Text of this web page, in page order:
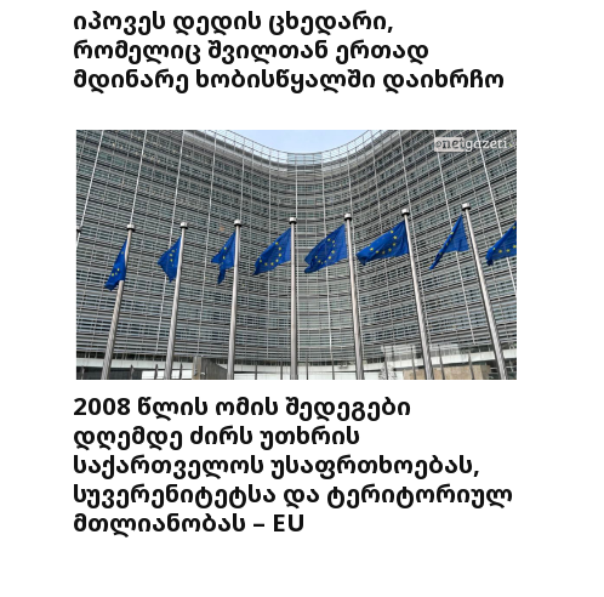
იპოვეს დედის ცხედარი,
რომელიც შვილთან ერთად
მდინარე ხობისწყალში დაიხრჩო
2008 წლის ომის შედეგები
დღემდე ძირს უთხრის
საქართველოს უსაფრთხოებას,
სუვერენიტეტსა და ტერიტორიულ
მთლიანობას – EU